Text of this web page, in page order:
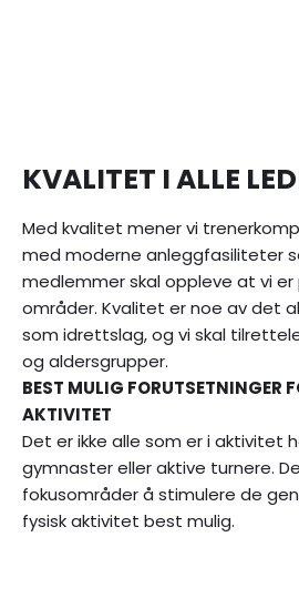
KVALITET I ALLE
Med kvalitet mener vi
med moderne anleggfasiliteter
medlemmer skal oppleve at vi
områder. Kvalitet er noe av det
som idrettslag, og vi skal
og aldersgrupper.
BEST MULIG FORUTSETNINGER
AKTIVITET
Det er ikke alle som er i aktivitet
gymnaster eller aktive turnere.
fokusområder å stimulere de
fysisk aktivitet best mulig.